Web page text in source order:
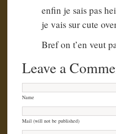
enfin je sais pas
je vais sur cute
Bref on t’en veut
Leave a
Name
Mail (will not be published)